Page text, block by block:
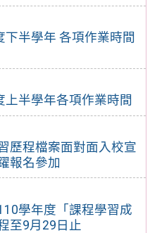
下半學年 各項作業時間
上半學年各項作業時間
歷程檔案面對面入校宣
報名參加
學年度「課程學習成
至9月29日止